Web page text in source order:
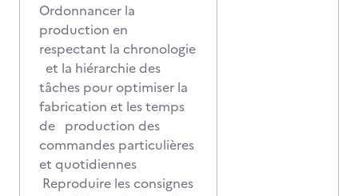
Ordonnancer la
production en
respectant la chronologie
et la hiérarchie des
tâches pour optimiser la
fabrication et les temps
de production des
commandes particulières
et quotidiennes
Reproduire les consignes